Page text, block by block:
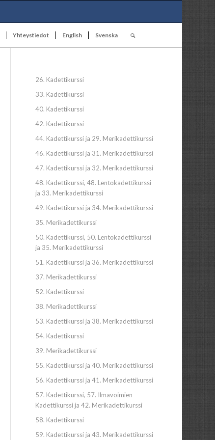
Yhteystiedot English Svenska
26. Kadettikurssi
33. Kadettikurssi
40. Kadettikurssi
42. Kadettikurssi
44. Kadettikurssi ja 29. Merikadettikurssi
46. Kadettikurssi ja 31. Merikadettikurssi
47. Kadettikurssi ja 32. Merikadettikurssi
48. Kadettikurssi, 48. Lentokadettikurssi
ja 33. Merikadettikurssi
49. Kadettikurssi ja 34. Merikadettikurssi
35. Merikadettikurssi
50. Kadettikurssi, 50. Lentokadettikurssi
ja 35. Merikadettikurssi
51. Kadettikurssi ja 36. Merikadettikurssi
37. Merikadettikurssi
52. Kadettikurssi
38. Merikadettikurssi
53. Kadettikurssi ja 38. Merikadettikurssi
54. Kadettikurssi
39. Merikadettikurssi
55. Kadettikurssi ja 40. Merikadettikurssi
56. Kadettikurssi ja 41. Merikadettikurssi
57. Kadettikurssi, 57. Ilmavoimien
Kadettikurssi ja 42. Merikadettikurssi
58. Kadettikurssi
59. Kadettikurssi ja 43. Merikadettikurssi